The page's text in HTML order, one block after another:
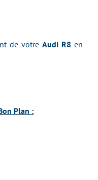
de votre Audi R8 en
Plan :